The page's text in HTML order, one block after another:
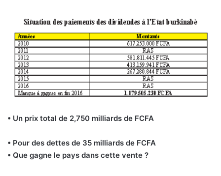
• Un prix total de 2,750 milliards de FCFA
• Pour des dettes de 35 milliards de FCFA
• Que gagne le pays dans cette vente ?